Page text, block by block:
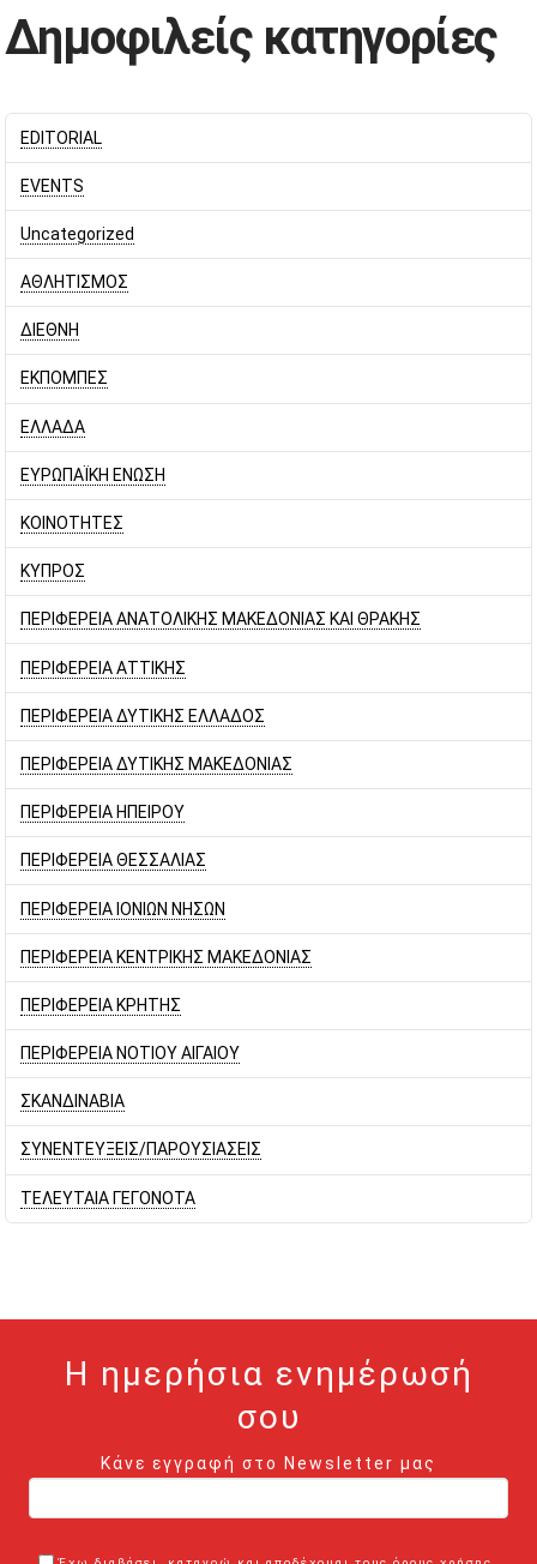
Δημοφιλείς κατηγορίες
EDITORIAL
EVENTS
Uncategorized
ΑΘΛΗΤΙΣΜΟΣ
ΔΙΕΘΝΗ
ΕΚΠΟΜΠΕΣ
ΕΛΛΑΔΑ
ΕΥΡΩΠΑΪΚΗ ΕΝΩΣΗ
ΚΟΙΝΟΤΗΤΕΣ
ΚΥΠΡΟΣ
ΠΕΡΙΦΕΡΕΙΑ ΑΝΑΤΟΛΙΚΗΣ ΜΑΚΕΔΟΝΙΑΣ ΚΑΙ ΘΡΑΚΗΣ
ΠΕΡΙΦΕΡΕΙΑ ΑΤΤΙΚΗΣ
ΠΕΡΙΦΕΡΕΙΑ ΔΥΤΙΚΗΣ ΕΛΛΑΔΟΣ
ΠΕΡΙΦΕΡΕΙΑ ΔΥΤΙΚΗΣ ΜΑΚΕΔΟΝΙΑΣ
ΠΕΡΙΦΕΡΕΙΑ ΗΠΕΙΡΟΥ
ΠΕΡΙΦΕΡΕΙΑ ΘΕΣΣΑΛΙΑΣ
ΠΕΡΙΦΕΡΕΙΑ ΙΟΝΙΩΝ ΝΗΣΩΝ
ΠΕΡΙΦΕΡΕΙΑ ΚΕΝΤΡΙΚΗΣ ΜΑΚΕΔΟΝΙΑΣ
ΠΕΡΙΦΕΡΕΙΑ ΚΡΗΤΗΣ
ΠΕΡΙΦΕΡΕΙΑ ΝΟΤΙΟΥ ΑΙΓΑΙΟΥ
ΣΚΑΝΔΙΝΑΒΙΑ
ΣΥΝΕΝΤΕΥΞΕΙΣ/ΠΑΡΟΥΣΙΑΣΕΙΣ
ΤΕΛΕΥΤΑΙΑ ΓΕΓΟΝΟΤΑ
Η ημερήσια ενημέρωσή
σου
Κάνε εγγραφή στο Newsletter μας